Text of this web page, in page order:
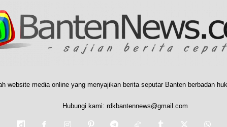
website media online yang menyajikan berita seputar Banten berbadan
Hubungi kami: rdkbantennews@gmail.com